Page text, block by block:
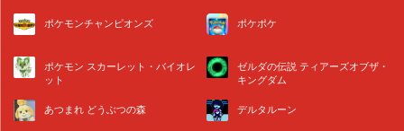
ポケモンチャンピオンズ ポケポケ
ポケモン スカーレット・バイオレ
ット
ゼルダの伝説 ティアーズオブザ・
キングダム
あつまれ どうぶつの森 デルタルーン